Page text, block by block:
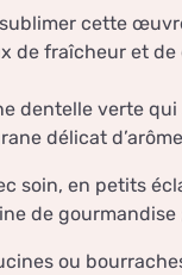
cette
de fraîcheur et de
dentelle verte
délicat
soin, en petits
de gourmandise
ou